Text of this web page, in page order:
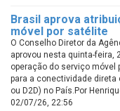
Brasil aprova
móvel por satélite
O Conselho Diretor da
aprovou nesta quinta-feira,
operação do serviço móvel
para a conectividade
ou D2D) no País.Por
02/07/26, 22:56